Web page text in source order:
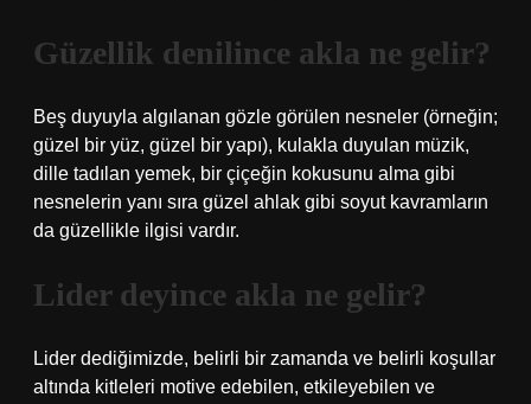
Güzellik denilince akla ne gelir?
Beş duyuyla algılanan gözle görülen nesneler (örneğin;
güzel bir yüz, güzel bir yapı), kulakla duyulan müzik,
dille tadılan yemek, bir çiçeğin kokusunu alma gibi
nesnelerin yanı sıra güzel ahlak gibi soyut kavramların
da güzellikle ilgisi vardır.
Lider deyince akla ne gelir?
Lider dediğimizde, belirli bir zamanda ve belirli koşullar
altında kitleleri motive edebilen, etkileyebilen ve